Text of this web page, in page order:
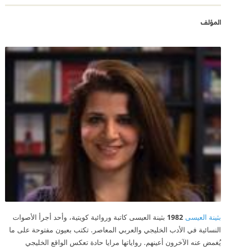
المؤلف
بثينة العيسى 1982 بثينة العيسى كاتبة وروائية كويتية، وأحد أجرأ الأصوات
النسائية في الأدب الخليجي والعربي المعاصر. تكتب بعيون مفتوحة على ما
يُغمض عنه الآخرون أعينهم. رواياتها مرايا حادة تعكس الواقع الخليجي